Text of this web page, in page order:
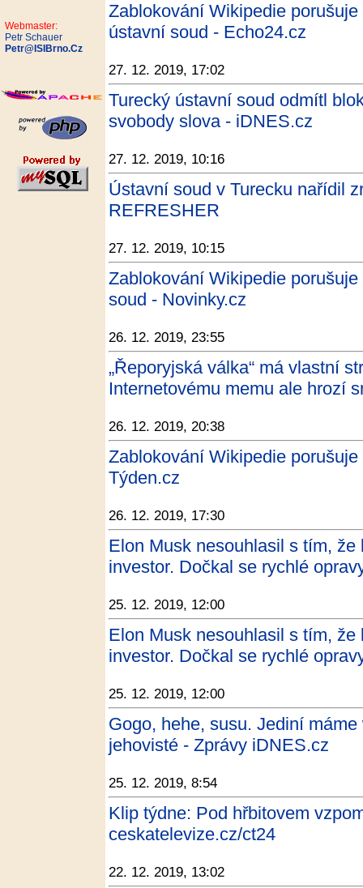
Webmaster:
Petr Schauer
Petr@ISIBrno.Cz
Zablokování Wikipedie
ústavní soud - Echo24.cz
27. 12. 2019, 17:02
Turecký ústavní soud odmítl
svobody slova - iDNES.cz
27. 12. 2019, 10:16
Ústavní soud v Turecku nařídil
REFRESHER
27. 12. 2019, 10:15
Zablokování Wikipedie
soud - Novinky.cz
26. 12. 2019, 23:55
„Řeporyjská válka“ má vlastní
Internetovému memu ale hrozí
26. 12. 2019, 20:38
Zablokování Wikipedie
Týden.cz
26. 12. 2019, 17:30
Elon Musk nesouhlasil s tím,
investor. Dočkal se rychlé
25. 12. 2019, 12:00
Elon Musk nesouhlasil s tím,
investor. Dočkal se rychlé
25. 12. 2019, 12:00
Gogo, hehe, susu. Jediní
jehovisté - Zprávy iDNES.cz
25. 12. 2019, 8:54
Klip týdne: Pod hřbitovem
ceskatelevize.cz/ct24
22. 12. 2019, 13:02